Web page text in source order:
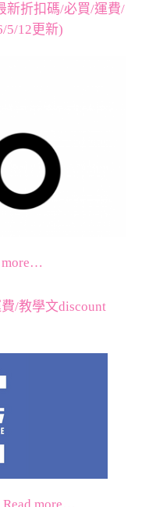
新折扣碼/必買/運費/
5/12更新)
more…
/教學文discount
Read more…